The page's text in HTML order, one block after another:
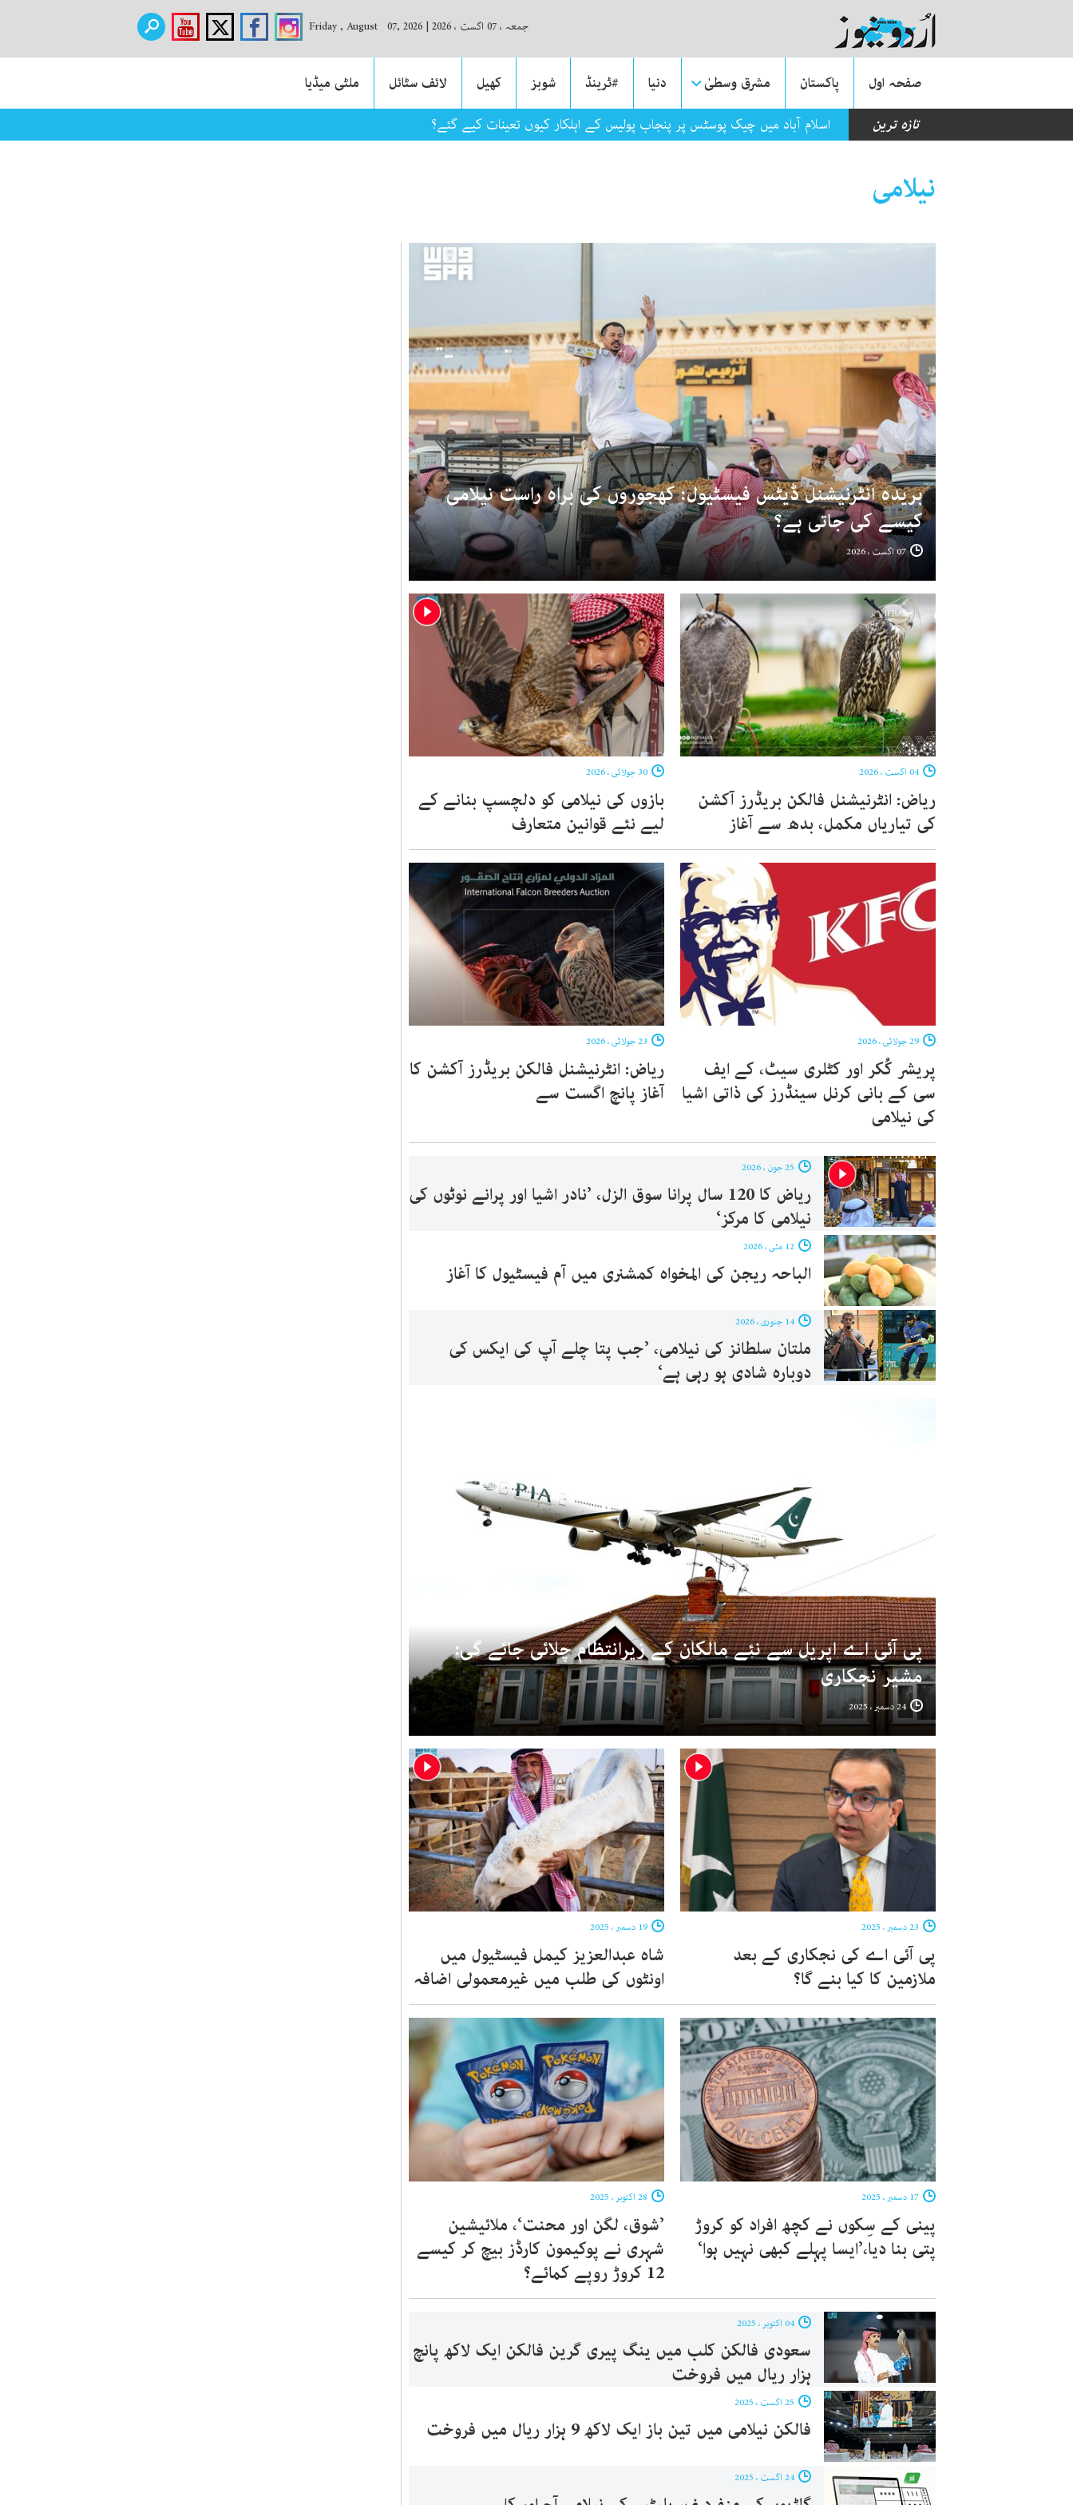
جمعہ ، 07 اگست ، 2026 |
Friday , August 07, 2026
صفحہ اول پاکستان مشرق وسطیٰ دنیا #ٹرینڈ شوبز کھیل لائف سٹائل
ملٹی میڈیا
تازہ ترین
اسلام آباد میں چیک پوسٹس پر پنجاب پولیس کے اہلکار کیوں تعینات کیے گئے؟
نیلامی
بریدہ انٹرنیشنل ڈیٹس فیسٹیول: کھجوروں کی براہ راست نیلامی
کیسے کی جاتی ہے؟
07 اگست ، 2026
ریاض: انٹرنیشنل فالکن بریڈرز آکشن
کی تیاریاں مکمل، بدھ سے آغاز
بازوں کی نیلامی کو دلچسپ بنانے کے
لیے نئے قوانین متعارف
پریشر کُکر اور کٹلری سیٹ، کے ایف
سی کے بانی کرنل سینڈرز کی ذاتی اشیا
کی نیلامی
ریاض: انٹرنیشنل فالکن بریڈرز آکشن کا
آغاز پانچ اگست سے
ریاض کا 120 سال پرانا سوق الزل، ’نادر اشیا اور پرانے نوٹوں کی
نیلامی کا مرکز‘
الباحہ ریجن کی المخواہ کمشنری میں آم فیسٹیول کا آغاز
ملتان سلطانز کی نیلامی، ’جب پتا چلے آپ کی ایکس کی
دوبارہ شادی ہو رہی ہے‘
پی آئی اے اپریل سے نئے مالکان کے زیرانتظام چلائی جائے گی:
مشیر نجکاری
پی آئی اے کی نجکاری کے بعد
ملازمین کا کیا بنے گا؟
شاہ عبدالعزیز کیمل فیسٹیول میں
اونٹوں کی طلب میں غیرمعمولی اضافہ
پینی کے سِکوں نے کچھ افراد کو کروڑ
پتی بنا دیا،’ایسا پہلے کبھی نہیں ہوا‘
’شوق، لگن اور محنت‘، ملائیشین
شہری نے پوکیمون کارڈز بیچ کر کیسے
12 کروڑ روپے کمائے؟
سعودی فالکن کلب میں ینگ پیری گرین فالکن ایک لاکھ پانچ
ہزار ریال میں فروخت
فالکن نیلامی میں تین باز ایک لاکھ 9 ہزار ریال میں فروخت